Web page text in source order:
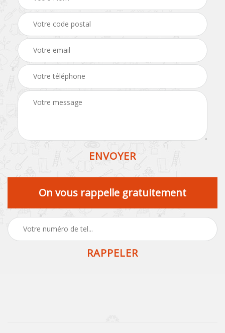
On vous rappelle gratuitement